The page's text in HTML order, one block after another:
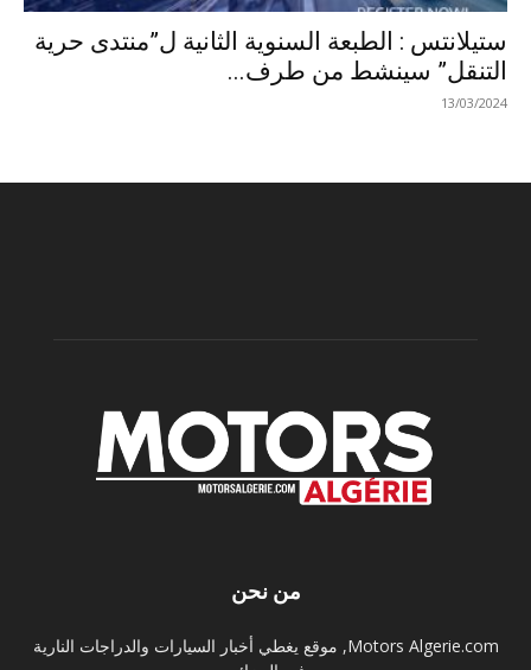
ستيلانتس : الطبعة السنوية الثانية ل”منتدى حرية
التنقل” سينشط من طرف...
13/03/2024
من نحن
Motors Algerie.com, موقع يغطي أخبار السيارات والدراجات النارية